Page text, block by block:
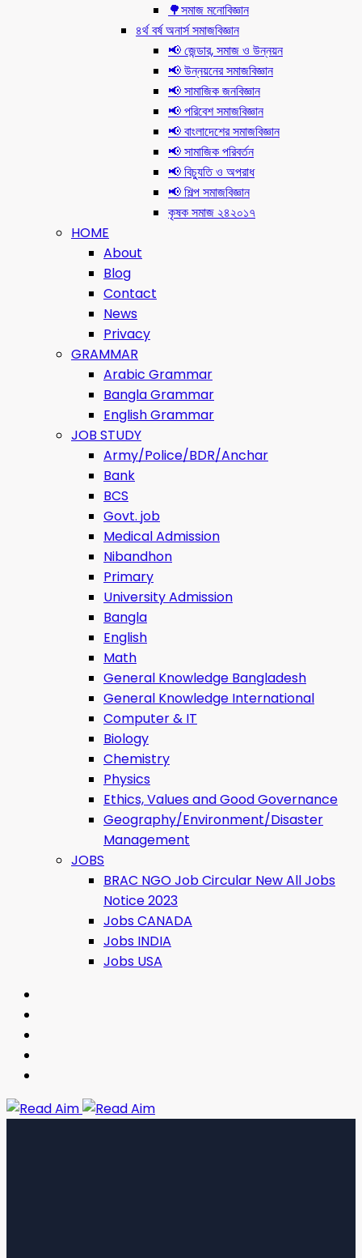
🌳সমাজ মনোবিজ্ঞান
৪র্থ বর্ষ অনার্স সমাজবিজ্ঞান
📢 জেন্ডার, সমাজ ও উন্নয়ন
📢 উন্নয়নের সমাজবিজ্ঞান
📢 সামাজিক জনবিজ্ঞান
📢 পরিবেশ সমাজবিজ্ঞান
📢 বাংলাদেশের সমাজবিজ্ঞান
📢 সামাজিক পরিবর্তন
📢 বিচ্যুতি ও অপরাধ
📢 শিল্প সমাজবিজ্ঞান
কৃষক সমাজ ২৪২০১৭
HOME
About
Blog
Contact
News
Privacy
GRAMMAR
Arabic Grammar
Bangla Grammar
English Grammar
JOB STUDY
Army/Police/BDR/Anchar
Bank
BCS
Govt. job
Medical Admission
Nibandhon
Primary
University Admission
Bangla
English
Math
General Knowledge Bangladesh
General Knowledge International
Computer & IT
Biology
Chemistry
Physics
Ethics, Values ​​and Good Governance
Geography/Environment/Disaster
Management
JOBS
BRAC NGO Job Circular New All Jobs
Notice 2023
Jobs CANADA
Jobs INDIA
Jobs USA
Read Aim